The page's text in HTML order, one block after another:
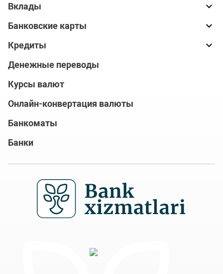
Вклады
Банковские карты
Кредиты
Денежные переводы
Курсы валют
Онлайн-конвертация валюты
Банкоматы
Банки